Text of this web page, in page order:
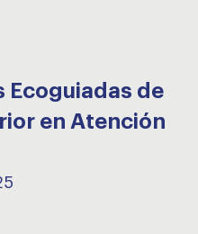
Ecoguiadas de
en Atención